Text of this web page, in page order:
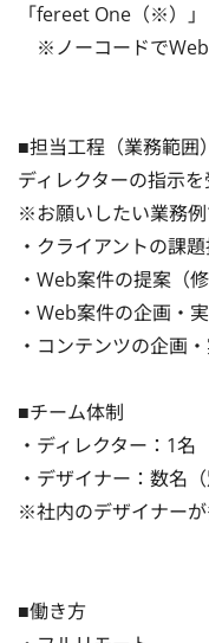
「fereet One（※）
※ノーコードでWeb
■担当工程（業務範囲）
ディレクターの指示
※お願いしたい業務
・クライアントの課
・Web案件の提案（
・Web案件の企画・
・コンテンツの企画
■チーム体制
・ディレクター：1名
・デザイナー：数名
※社内のデザイナー
■働き方